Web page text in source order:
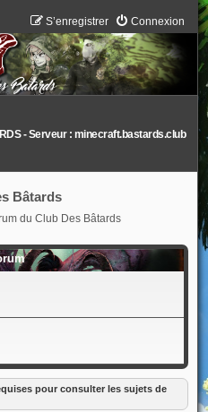
Connexion
S’enregistrer
- Serveur : minecraft.bastards.club
Bâtards
du Club Des Bâtards
pour consulter les sujets de